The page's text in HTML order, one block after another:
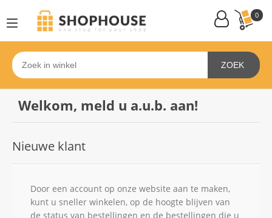
0
ZOEK
Welkom, meld u a.u.b. aan!
Nieuwe klant
Door een account op onze website aan te maken,
kunt u sneller winkelen, op de hoogte blijven van
de status van bestellingen en de bestellingen die u